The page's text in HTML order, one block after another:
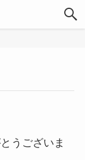
うございま